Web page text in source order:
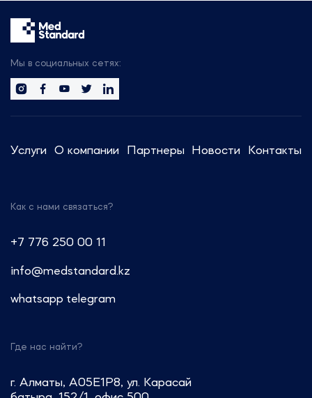
Мы в социальных сетях:
Услуги О компании Партнеры Новости Контакты
Как с нами связаться?
+7 776 250 00 11
info@medstandard.kz
whatsapp telegram
Где нас найти?
г. Алматы, A05E1P8, ул. Карасай